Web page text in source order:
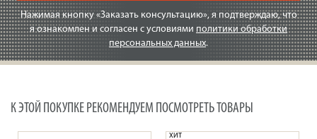
Нажимая кнопку «Заказать консультацию», я подтверждаю, что
я ознакомлен и согласен с условиями политики обработки
персональных данных.
К ЭТОЙ ПОКУПКЕ РЕКОМЕНДУЕМ ПОСМОТРЕТЬ ТОВАРЫ
ХИТ